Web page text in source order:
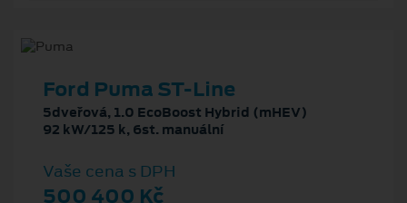
Ford Puma ST-Line
5dveřová, 1.0 EcoBoost Hybrid (mHEV)
92 kW/125 k, 6st. manuální
Vaše cena s DPH
500 400 Kč